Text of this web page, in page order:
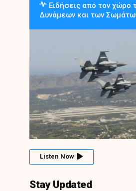
Ειδήσεις από τον χώρο
Δυνάμεων και των
Listen Now
Stay Updated